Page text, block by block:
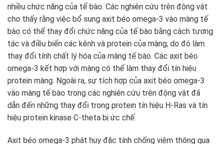
nhiều chức năng của tế bào. Các nghiên cứu trên động vật
cho thấy rằng việc bổ sung axit béo omega-3 vào màng tế
bào có thể thay đổi chức năng của tế bào bằng cách tương
tác và điều biến các kênh và protein của màng; do đó làm
thay đổi tính chất lý hóa của màng tế bào. Các axit béo
omega-3 kết hợp với màng có thể làm thay đổi tín hiệu
protein màng. Ngoài ra, sự tích hợp của axit béo omega-3
vào màng tế bào trong các nghiên cứu trên động vật đã
dẫn đến những thay đổi trong protein tín hiệu H-Ras và tín
hiệu protein kinase C-theta bị ức chế.
Axit béo omega-3 phát huy đặc tính chống viêm thông qua